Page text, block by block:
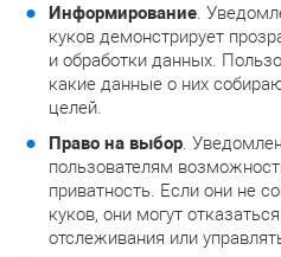
Информирование.
куков демонстрирует
и обработки данных.
какие данные о них
целей.
Право на выбор.
пользователям
приватность. Если они не
куков, они могут
отслеживания или